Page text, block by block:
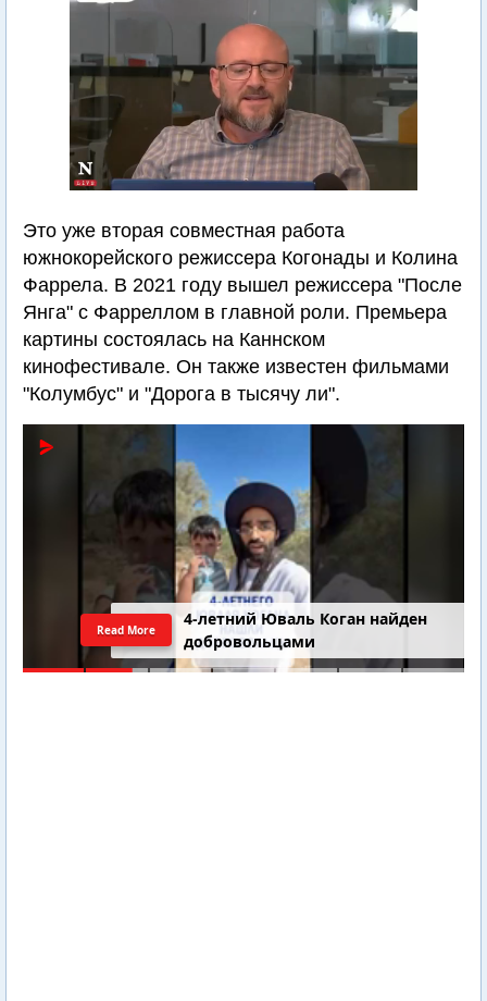
Это уже вторая совместная работа
южнокорейского режиссера Когонады и Колина
Фаррела. В 2021 году вышел режиссера "После
Янга" с Фарреллом в главной роли. Премьера
картины состоялась на Каннском
кинофестивале. Он также известен фильмами
"Колумбус" и "Дорога в тысячу ли".
4-летний Юваль Коган найден
добровольцами
Read More